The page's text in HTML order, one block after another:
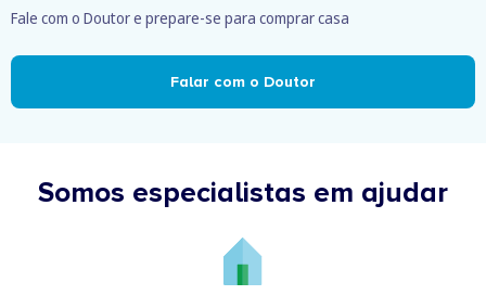
Fale com o Doutor e prepare-se para comprar casa
Falar com o Doutor
Somos especialistas em ajudar